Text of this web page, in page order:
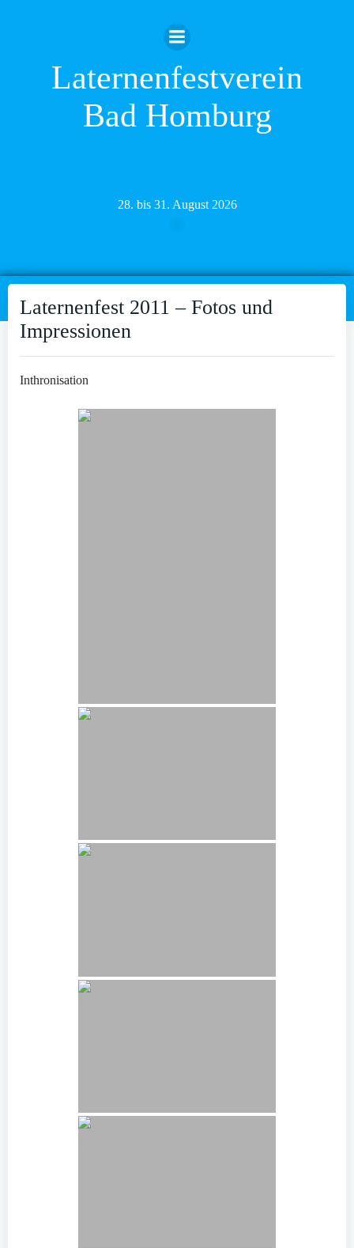
Inhalt
springen
Laternenfestverein
Bad Homburg
28. bis 31. August 2026
Laternenfest 2011 – Fotos und
Impressionen
Inthronisation